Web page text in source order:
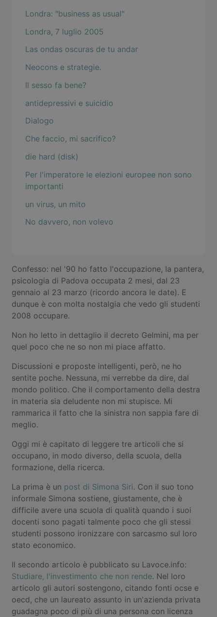
Londra: "business as usual"
Londra, 7 luglio 2005
Las ondas oscuras de tu andar
Neocons e strategie.
Il sesso fa bene?
antidepressivi e suicidio
Dialogo
Che faccio, mi sacrifico?
die hard (disk)
Per l'imperatore le elezioni europee non sono
importanti
un virus, un mito
No davvero, non volevo
Confesso: nel '90 ho fatto l'occupazione, la pantera,
psicologia di Padova occupata 2 mesi, dal 23
gennaio al 23 marzo (ricordo ancora le date). E
dunque è con molta nostalgia che vedo gli studenti
2008 occupare.
Non ho letto in dettaglio il decreto Gelmini, ma per
quel poco che ne so non mi piace affatto.
Discussioni e proposte intelligenti, però, ne ho
sentite poche. Nessuna, mi verrebbe da dire, dal
mondo politico. Che il comportamento della destra
in materia sia deludente non mi stupisce. Mi
rammarica il fatto che la sinistra non sappia fare di
meglio.
Oggi mi è capitato di leggere tre articoli che si
occupano, in modo diverso, della scuola, della
formazione, della ricerca.
La prima è un post di Simona Siri. Con il suo tono
informale Simona sostiene, giustamente, che è
difficile avere una scuola di qualità quando i suoi
docenti sono pagati talmente poco che gli stessi
studenti possono ironizzare con sarcasmo sul loro
stato economico.
Il secondo articolo è pubblicato su Lavoce.info:
Studiare, l'investimento che non rende. Nel loro
articolo gli autori sostengono, citando fonti ocse e
oecd, che un laureato assunto in un'azienda privata
guadagna poco di più di una persona con licenza